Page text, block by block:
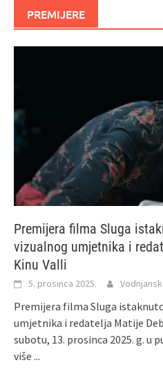
PREMIJERE
Premijera filma Sluga
vizualnog umjetnika i
Kinu Valli
5. prosinca 2025.
Premijera filma Sluga
umjetnika i redatelja Matije
subotu, 13. prosinca 2025. g. u
više ...